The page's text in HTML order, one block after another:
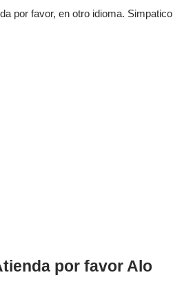
por favor, en otro idioma. Simpatico
por favor Alo